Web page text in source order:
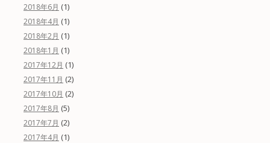
2018年6月 (1)
2018年4月 (1)
2018年2月 (1)
2018年1月 (1)
2017年12月 (1)
2017年11月 (2)
2017年10月 (2)
2017年8月 (5)
2017年7月 (2)
2017年4月 (1)